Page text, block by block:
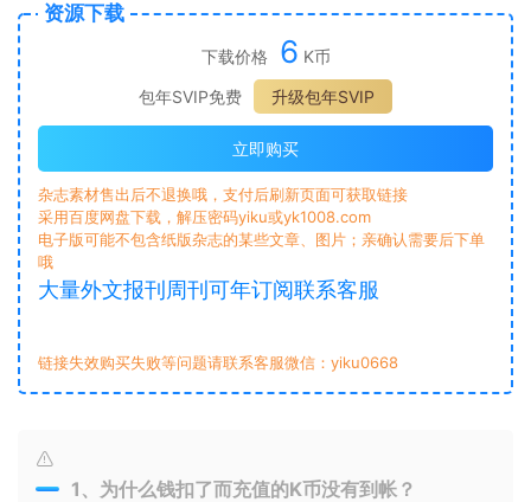
资源下载
下载价格 6 K币
包年SVIP免费
升级包年SVIP
立即购买
杂志素材售出后不退换哦，支付后刷新页面可获取链接
采用百度网盘下载，解压密码yiku或yk1008.com
电子版可能不包含纸版杂志的某些文章、图片；亲确认需要后下单
哦
大量外文报刊周刊可年订阅联系客服
链接失效购买失败等问题请联系客服微信：yiku0668
1、为什么钱扣了而充值的K币没有到帐？